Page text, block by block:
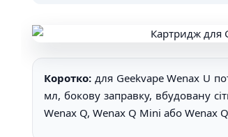
Коротко: для Geekvape Wenax U
мл, бокову заправку, вбудовану
Wenax Q, Wenax Q Mini або Wenax